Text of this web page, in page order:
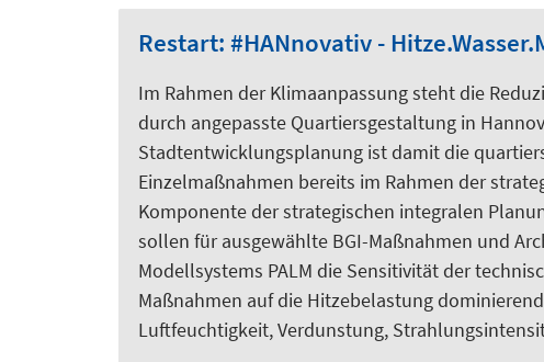
Restart: #HANnovativ -
Im Rahmen der Klimaanpassung steht die
durch angepasste Quartiersgestaltung in
Stadtentwicklungsplanung ist damit die
Einzelmaßnahmen bereits im Rahmen der
Komponente der strategischen integralen
sollen für ausgewählte BGI-Maßnahmen und
Modellsystems PALM die Sensitivität der
Maßnahmen auf die Hitzebelastung
Luftfeuchtigkeit, Verdunstung,